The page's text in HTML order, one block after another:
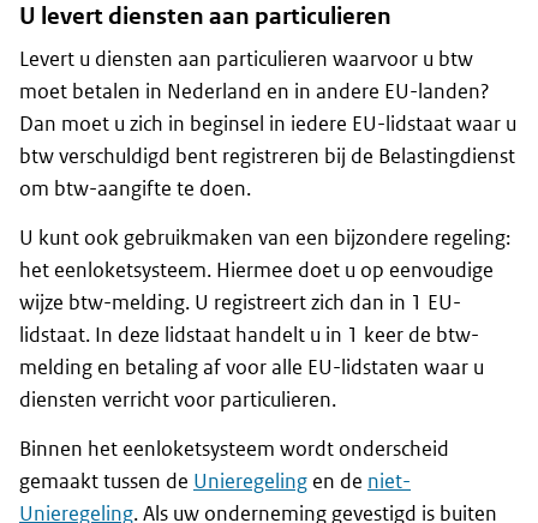
U levert diensten aan particulieren
Levert u diensten aan particulieren waarvoor u btw
moet betalen in Nederland en in andere EU-landen?
Dan moet u zich in beginsel in iedere EU-lidstaat waar u
btw verschuldigd bent registreren bij de Belastingdienst
om btw-aangifte te doen.
U kunt ook gebruikmaken van een bijzondere regeling:
het eenloketsysteem. Hiermee doet u op eenvoudige
wijze btw-melding. U registreert zich dan in 1 EU-
lidstaat. In deze lidstaat handelt u in 1 keer de btw-
melding en betaling af voor alle EU-lidstaten waar u
diensten verricht voor particulieren.
Binnen het eenloketsysteem wordt onderscheid
gemaakt tussen de Unieregeling en de niet-
Unieregeling. Als uw onderneming gevestigd is buiten